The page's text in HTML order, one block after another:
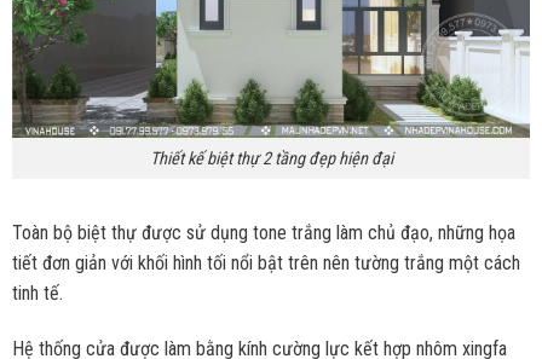
Thiết kế biệt thự 2 tầng đẹp hiện đại
Toàn bộ biệt thự được sử dụng tone trắng làm chủ đạo, những họa
tiết đơn giản với khối hình tối nổi bật trên nên tường trắng một cách
tinh tế.
Hệ thống cửa được làm bằng kính cường lực kết hợp nhôm xingfa